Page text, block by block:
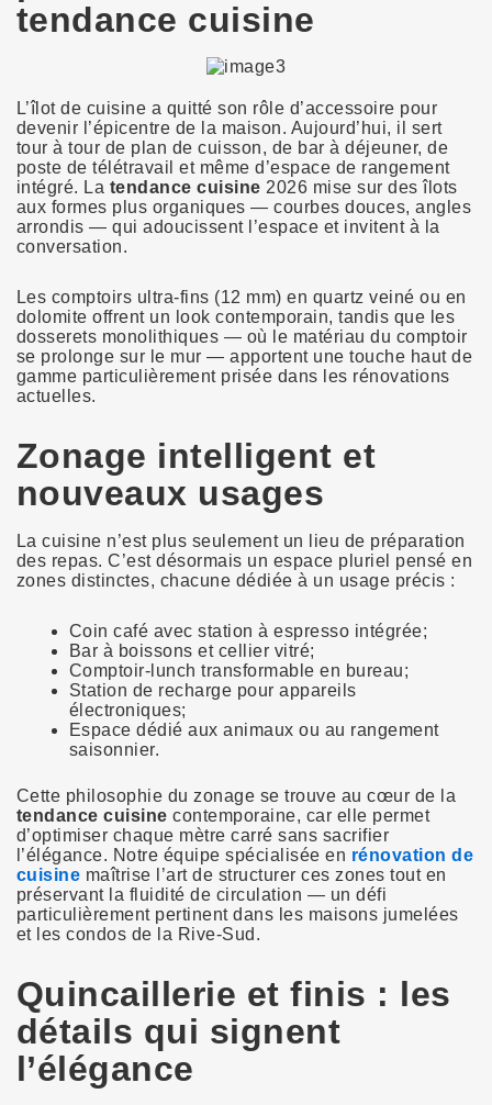
tendance cuisine
L’îlot de cuisine a quitté son rôle d’accessoire pour
devenir l’épicentre de la maison. Aujourd’hui, il sert
tour à tour de plan de cuisson, de bar à déjeuner, de
poste de télétravail et même d’espace de rangement
intégré. La tendance cuisine 2026 mise sur des îlots
aux formes plus organiques — courbes douces, angles
arrondis — qui adoucissent l’espace et invitent à la
conversation.
Les comptoirs ultra-fins (12 mm) en quartz veiné ou en
dolomite offrent un look contemporain, tandis que les
dosserets monolithiques — où le matériau du comptoir
se prolonge sur le mur — apportent une touche haut de
gamme particulièrement prisée dans les rénovations
actuelles.
Zonage intelligent et
nouveaux usages
La cuisine n’est plus seulement un lieu de préparation
des repas. C’est désormais un espace pluriel pensé en
zones distinctes, chacune dédiée à un usage précis :
Coin café avec station à espresso intégrée;
Bar à boissons et cellier vitré;
Comptoir-lunch transformable en bureau;
Station de recharge pour appareils
électroniques;
Espace dédié aux animaux ou au rangement
saisonnier.
Cette philosophie du zonage se trouve au cœur de la
tendance cuisine contemporaine, car elle permet
d’optimiser chaque mètre carré sans sacrifier
l’élégance. Notre équipe spécialisée en rénovation de
cuisine maîtrise l’art de structurer ces zones tout en
préservant la fluidité de circulation — un défi
particulièrement pertinent dans les maisons jumelées
et les condos de la Rive-Sud.
Quincaillerie et finis : les
détails qui signent
l’élégance